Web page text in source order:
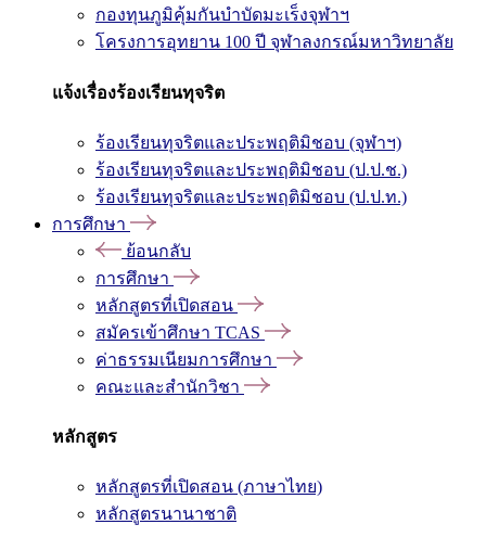
กองทุนภูมิคุ้มกันบำบัดมะเร็งจุฬาฯ
โครงการอุทยาน 100 ปี จุฬาลงกรณ์มหาวิทยาลัย
แจ้งเรื่องร้องเรียนทุจริต
ร้องเรียนทุจริตและประพฤติมิชอบ (จุฬาฯ)
ร้องเรียนทุจริตและประพฤติมิชอบ (ป.ป.ช.)
ร้องเรียนทุจริตและประพฤติมิชอบ (ป.ป.ท.)
การศึกษา
ย้อนกลับ
การศึกษา
หลักสูตรที่เปิดสอน
สมัครเข้าศึกษา TCAS
ค่าธรรมเนียมการศึกษา
คณะและสำนักวิชา
หลักสูตร
หลักสูตรที่เปิดสอน (ภาษาไทย)
หลักสูตรนานาชาติ